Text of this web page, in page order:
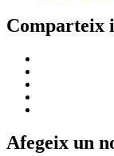
Comparteix
Afegeix un